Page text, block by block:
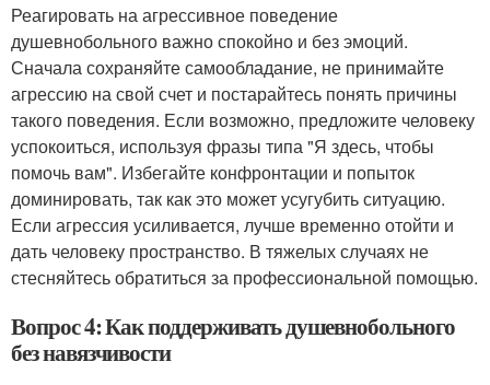
Реагировать на агрессивное поведение
душевнобольного важно спокойно и без эмоций.
Сначала сохраняйте самообладание, не принимайте
агрессию на свой счет и постарайтесь понять причины
такого поведения. Если возможно, предложите человеку
успокоиться, используя фразы типа "Я здесь, чтобы
помочь вам". Избегайте конфронтации и попыток
доминировать, так как это может усугубить ситуацию.
Если агрессия усиливается, лучше временно отойти и
дать человеку пространство. В тяжелых случаях не
стесняйтесь обратиться за профессиональной помощью.
Вопрос 4: Как поддерживать душевнобольного
без навязчивости